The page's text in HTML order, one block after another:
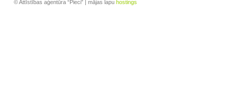
© Attīstības aģentūra “Pieci” | mājas lapu hostings